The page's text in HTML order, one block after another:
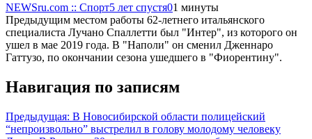
NEWSru.com :: Спорт5 лет спустя01 минуты
Предыдущим местом работы 62-летнего итальянского
специалиста Лучано Спаллетти был "Интер", из которого он
ушел в мае 2019 года. В "Наполи" он сменил Дженнаро
Гаттузо, по окончании сезона ушедшего в "Фиорентину".
Навигация по записям
Предыдущая: В Новосибирской области полицейский
“непроизвольно” выстрелил в голову молодому человеку